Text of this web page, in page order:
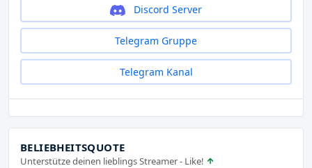
Discord Server
Telegram Gruppe
Telegram Kanal
BELIEBHEITSQUOTE
Unterstütze deinen lieblings Streamer - Like!